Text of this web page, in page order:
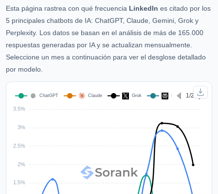
Esta página rastrea con qué frecuencia LinkedIn es citado por los
5 principales chatbots de IA: ChatGPT, Claude, Gemini, Grok y
Perplexity. Los datos se basan en el análisis de más de 165.000
respuestas generadas por IA y se actualizan mensualmente.
Seleccione un mes a continuación para ver el desglose detallado
por modelo.